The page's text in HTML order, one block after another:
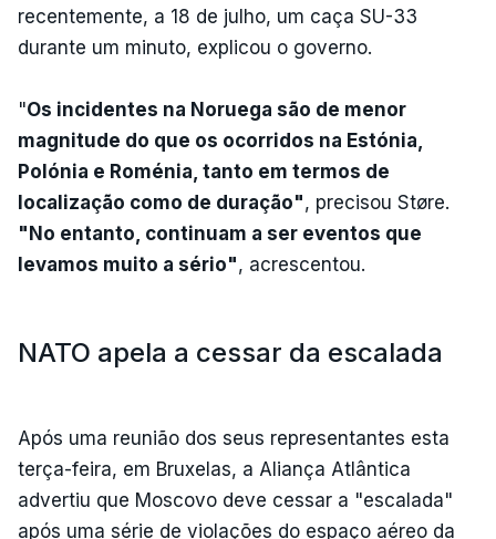
recentemente, a 18 de julho, um caça SU-33
durante um minuto, explicou o governo.
"Os incidentes na Noruega são de menor
magnitude do que os ocorridos na Estónia,
Polónia e Roménia, tanto em termos de
localização como de duração", precisou Støre.
"No entanto, continuam a ser eventos que
levamos muito a sério", acrescentou.
NATO apela a cessar da escalada
Após uma reunião dos seus representantes esta
terça-feira, em Bruxelas, a Aliança Atlântica
advertiu que Moscovo deve cessar a "escalada"
após uma série de violações do espaço aéreo da